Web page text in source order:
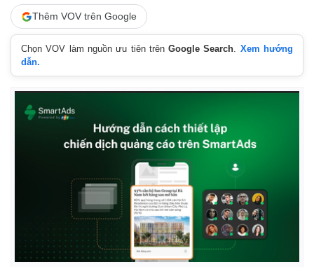
Thêm VOV trên Google
Chọn VOV làm nguồn ưu tiên trênGoogle Search. Xem hướng
dẫn.